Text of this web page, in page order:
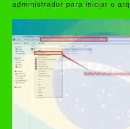
administrador para iniciar o